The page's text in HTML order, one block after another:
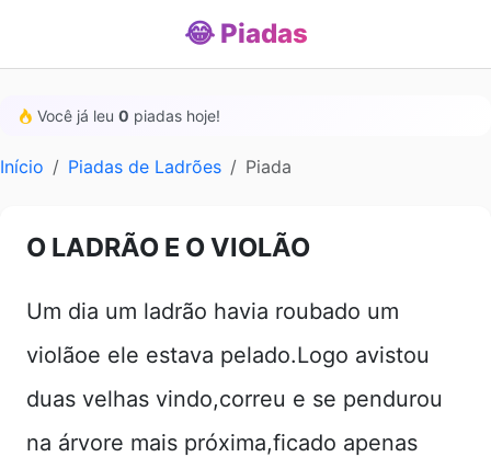
😂 Piadas
Você já leu 0 piadas hoje!
Início Piadas de Ladrões Piada
O LADRÃO E O VIOLÃO
Um dia um ladrão havia roubado um
violãoe ele estava pelado.Logo avistou
duas velhas vindo,correu e se pendurou
na árvore mais próxima,ficado apenas